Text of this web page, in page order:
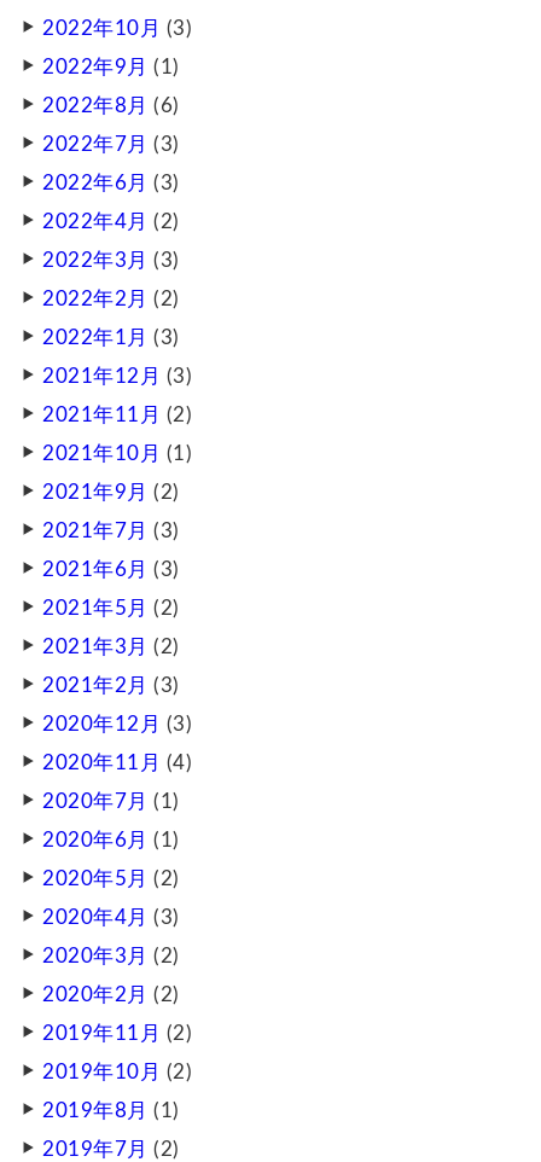
2022年10月 (3)
2022年9月 (1)
2022年8月 (6)
2022年7月 (3)
2022年6月 (3)
2022年4月 (2)
2022年3月 (3)
2022年2月 (2)
2022年1月 (3)
2021年12月 (3)
2021年11月 (2)
2021年10月 (1)
2021年9月 (2)
2021年7月 (3)
2021年6月 (3)
2021年5月 (2)
2021年3月 (2)
2021年2月 (3)
2020年12月 (3)
2020年11月 (4)
2020年7月 (1)
2020年6月 (1)
2020年5月 (2)
2020年4月 (3)
2020年3月 (2)
2020年2月 (2)
2019年11月 (2)
2019年10月 (2)
2019年8月 (1)
2019年7月 (2)